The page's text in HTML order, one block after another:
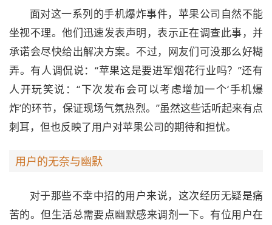
面对这一系列的手机爆炸事件，苹果公司自然不能
坐视不理。他们迅速发表声明，表示正在调查此事，并
承诺会尽快给出解决方案。不过，网友们可没那么好糊
弄。有人调侃说：“苹果这是要进军烟花行业吗？”还有
人开玩笑说：“下次发布会可以考虑增加一个‘手机爆
炸’的环节，保证现场气氛热烈。”虽然这些话听起来有点
刺耳，但也反映了用户对苹果公司的期待和担忧。
用户的无奈与幽默
对于那些不幸中招的用户来说，这次经历无疑是痛
苦的。但生活总需要点幽默感来调剂一下。有位用户在